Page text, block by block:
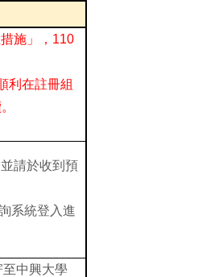
施」，110
利在註冊組
請於收到預
系統登入進
中興大學